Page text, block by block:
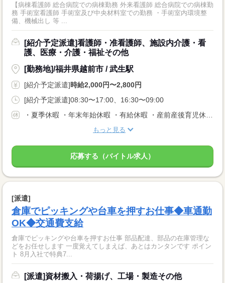
【病棟看護師 総合病院での病棟勤務 外来看護師 総合病院での病棟勤
務 手術室看護師 手術室及び中央材料室での勤務 ・手術室内環境整
備、機械出し 等 ...
[紹介予定派遣]看護師・准看護師、施設内介護・看
護、医療・介護・福祉その他
[勤務地]/福井県越前市 / 武生駅
[紹介予定派遣]時給2,000円〜2,800円
[紹介予定派遣]08:30〜17:00、16:30〜09:00
もっと見る
応募する（バイトル求人）
[派遣]
倉庫でピッキングや台車を押すお仕事◆車通勤
OK◆交通費支給
倉庫でピッキングや台車を押すお仕事 部品配達、部品の在庫管理な
どをお任せします 一度覚えてしまえば、あとはカンタンです ポイン
ト 8月入社で特典7...
[派遣]資材搬入・荷揚げ、工場・製造その他